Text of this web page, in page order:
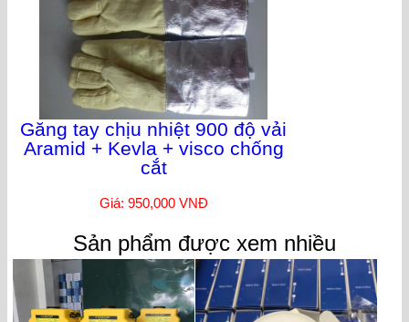
Găng tay chịu nhiệt 900 độ vải
Aramid + Kevla + visco chống
cắt
Giá: 950,000 VNĐ
Sản phẩm được xem nhiều